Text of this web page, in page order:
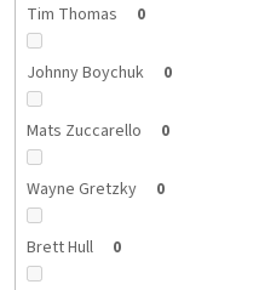
Tim Thomas 0
Johnny Boychuk 0
Mats Zuccarello 0
Wayne Gretzky 0
Brett Hull 0